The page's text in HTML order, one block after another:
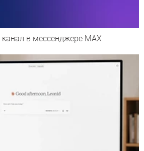
в мессенджере МАХ